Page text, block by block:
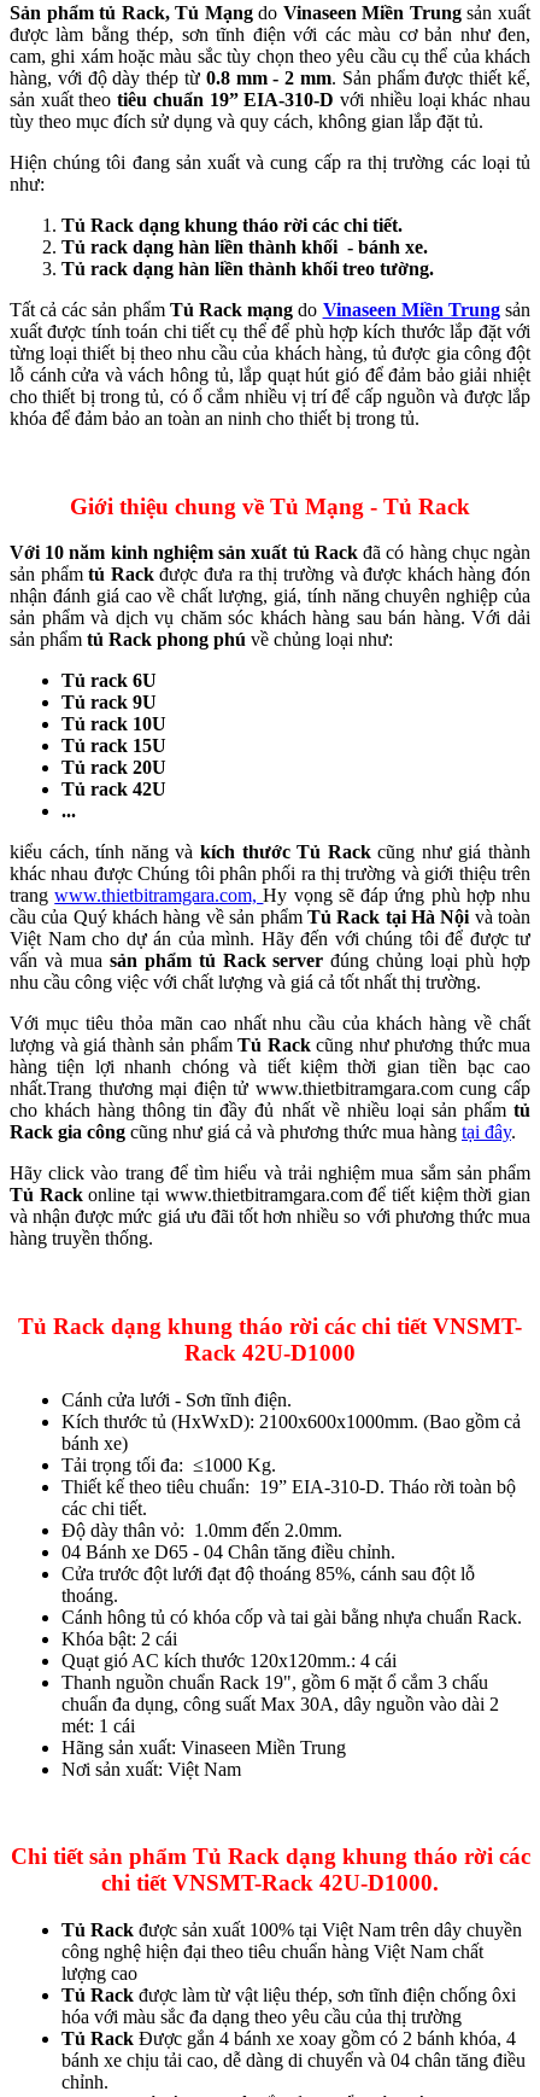
Sản phẩm tủ Rack, Tủ Mạngdo Vinaseen Miền Trungsản xuất
được làm bằng thép, sơn tĩnh điện với các màu cơ bản như đen,
cam, ghi xám hoặc màu sắc tùy chọn theo yêu cầu cụ thể của khách
hàng, với độ dày thép từ 0.8 mm - 2 mm. Sản phẩm được thiết kế,
sản xuất theotiêu chuẩn 19” EIA-310-D với nhiều loại khác nhau
tùy theo mục đích sử dụng và quy cách, không gian lắp đặt tủ.
Hiện chúng tôi đang sản xuất và cung cấp ra thị trường các loại tủ
như:
Tủ Rack dạng khung tháo rời các chi tiết.
Tủ rack dạng hàn liền thành khối - bánh xe.
Tủ rack dạng hàn liền thành khối treo tường.
Tất cả các sản phẩm Tủ Rack mạng do Vinaseen Miền Trungsản
xuất được tính toán chi tiết cụ thể để phù hợp kích thước lắp đặt với
từng loại thiết bị theo nhu cầu của khách hàng, tủ được gia công đột
lỗ cánh cửa và vách hông tủ, lắp quạt hút gió để đảm bảo giải nhiệt
cho thiết bị trong tủ, có ổ cắm nhiều vị trí để cấp nguồn và được lắp
khóa để đảm bảo an toàn an ninh cho thiết bị trong tủ.
Giới thiệu chung về Tủ Mạng - Tủ Rack
Với 10 năm kinh nghiệm sản xuất tủ Rackđã có hàng chục ngàn
sản phẩmtủ Rackđược đưa ra thị trường và được khách hàng đón
nhận đánh giá cao về chất lượng, giá, tính năng chuyên nghiệp của
sản phẩm và dịch vụ chăm sóc khách hàng sau bán hàng. Với dải
sản phẩm tủ Rack phong phú về chủng loại như:
Tủ rack 6U
Tủ rack 9U
Tủ rack 10U
Tủ rack 15U
Tủ rack 20U
Tủ rack 42U
...
kiểu cách, tính năng và kích thước Tủ Rackcũng như giá thành
khác nhau được Chúng tôi phân phối ra thị trường và giới thiệu trên
trangwww.thietbitramgara.com,Hy vọng sẽ đáp ứng phù hợp nhu
cầu của Quý khách hàng về sản phẩm Tủ Rack tại Hà Nội và toàn
Việt Nam cho dự án của mình. Hãy đến với chúng tôi để được tư
vấn và mua sản phẩm tủ Rack server đúng chủng loại phù hợp
nhu cầu công việc với chất lượng và giá cả tốt nhất thị trường.
Với mục tiêu thỏa mãn cao nhất nhu cầu của khách hàng về chất
lượng và giá thành sản phẩm Tủ Rackcũng như phương thức mua
hàng tiện lợi nhanh chóng và tiết kiệm thời gian tiền bạc cao
nhất.Trang thương mại điện tử www.thietbitramgara.com cung cấp
cho khách hàng thông tin đầy đủ nhất về nhiều loại sản phẩm tủ
Rack gia công cũng như giá cả và phương thức mua hàng tại đây.
Hãy click vào trang để tìm hiểu và trải nghiệm mua sắm sản phẩm
Tủ Rackonline tại www.thietbitramgara.com để tiết kiệm thời gian
và nhận được mức giá ưu đãi tốt hơn nhiều so với phương thức mua
hàng truyền thống.
Tủ Rack dạng khung tháo rời các chi tiết VNSMT-
Rack 42U-D1000
Cánh cửa lưới - Sơn tĩnh điện.
Kích thước tủ (HxWxD): 2100x600x1000mm. (Bao gồm cả
bánh xe)
Tải trọng tối đa: ≤1000 Kg.
Thiết kế theo tiêu chuẩn: 19” EIA-310-D. Tháo rời toàn bộ
các chi tiết.
Độ dày thân vỏ: 1.0mm đến 2.0mm.
04 Bánh xe D65 - 04 Chân tăng điều chỉnh.
Cửa trước đột lưới đạt độ thoáng 85%, cánh sau đột lỗ
thoáng.
Cánh hông tủ có khóa cốp và tai gài bằng nhựa chuẩn Rack.
Khóa bật: 2 cái
Quạt gió AC kích thước 120x120mm.: 4 cái
Thanh nguồn chuẩn Rack 19", gồm 6 mặt ổ cắm 3 chấu
chuẩn đa dụng, công suất Max 30A, dây nguồn vào dài 2
mét: 1 cái
Hãng sản xuất: Vinaseen Miền Trung
Nơi sản xuất: Việt Nam
Chi tiết sản phẩm Tủ Rack dạng khung tháo rời các
chi tiết VNSMT-Rack 42U-D1000.
Tủ Rack được sản xuất 100% tại Việt Nam trên dây chuyền
công nghệ hiện đại theo tiêu chuẩn hàng Việt Nam chất
lượng cao
Tủ Rack được làm từ vật liệu thép, sơn tĩnh điện chống ôxi
hóa với màu sắc đa dạng theo yêu cầu của thị trường
Tủ RackĐược gắn 4 bánh xe xoay gồm có 2 bánh khóa, 4
bánh xe chịu tải cao, dễ dàng di chuyển và 04 chân tăng điều
chỉnh.